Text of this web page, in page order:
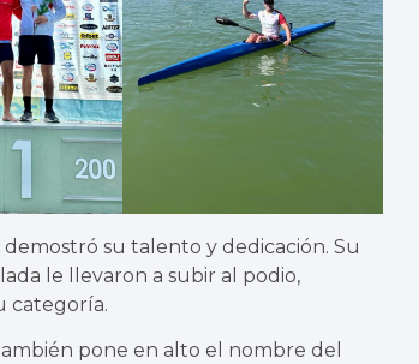
su talento y dedicación. Su
le llevaron a subir al podio,
categoría.
pone en alto el nombre del